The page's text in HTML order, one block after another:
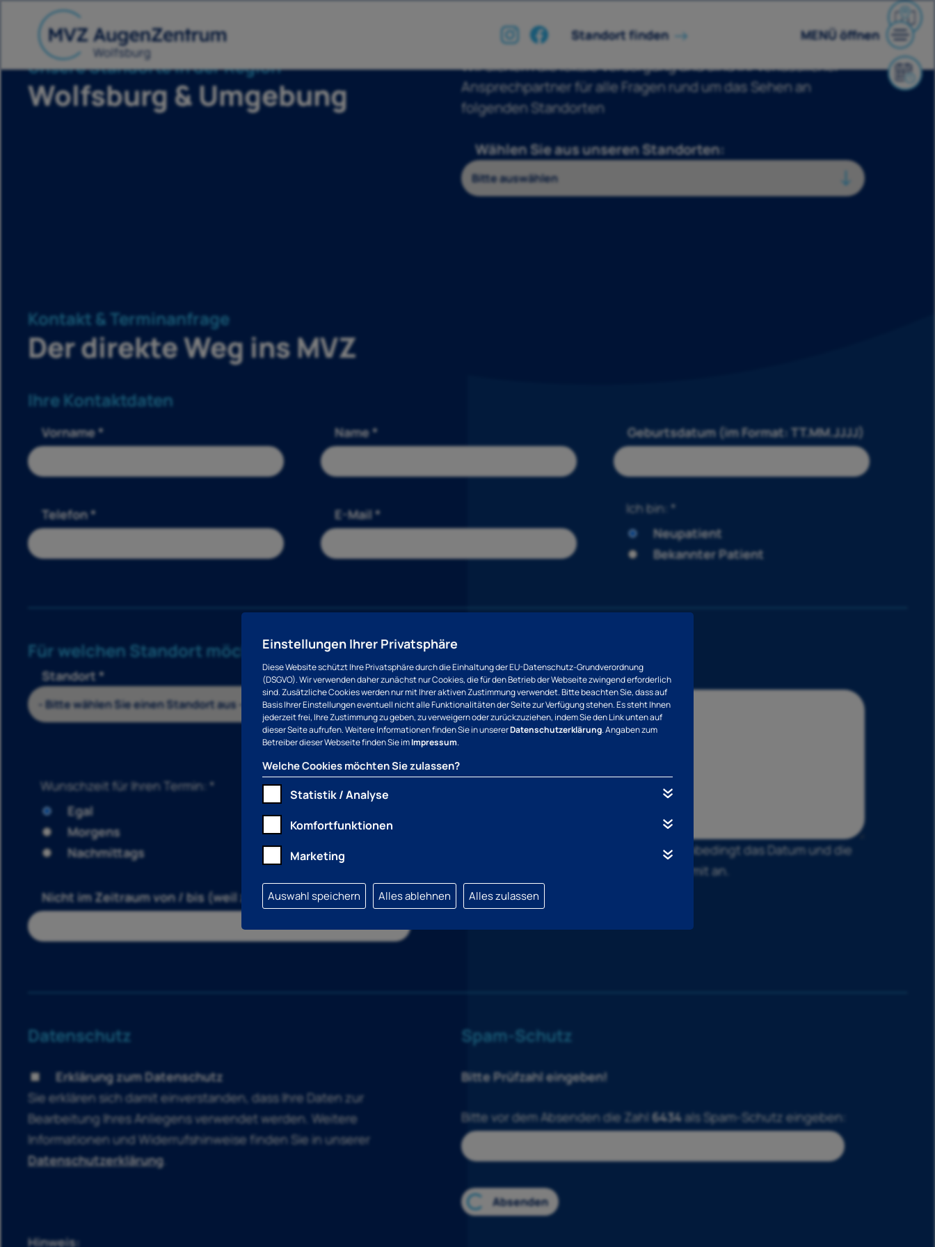
Standort finden MENÜ öffnen
Unsere Standorte in der Region
Wolfsburg & Umgebung
Wir sichern die lokale Versorgung und sind Ihr verlässlicher
Ansprechpartner für alle Fragen rund um das Sehen an
folgenden Standorten
Wählen Sie aus unseren Standorten:
Kontakt & Terminanfrage
Der direkte Weg ins MVZ
Ihre Kontaktdaten
Vorname * Name * Geburtsdatum (im Format: TT.MM.JJJJ)
Telefon * E-Mail *
Ich bin: *
Neupatient
Bekannter Patient
Für welchen Standort möchten Sie anfragen?
Standort *
Wunschzeit für Ihren Termin: *
Egal
Morgens
Nachmittags
Nicht im Zeitraum von / bis (weil z. B. im Urlaub)
Ihre Nachricht
Bitte geben Sie unbedingt das Datum und die
Uhrzeit dieses Termins in der Nachricht mit an.
Datenschutz
Erklärung zum Datenschutz
Sie erklären sich damit einverstanden, dass Ihre Daten zur
Bearbeitung Ihres Anliegens verwendet werden. Weitere
Informationen und Widerrufshinweise finden Sie in unserer
Datenschutzerklärung.
Spam-Schutz
Bitte Prüfzahl eingeben!
Bitte vor dem Absenden die Zahl6434als Spam-Schutz eingeben:
Hinweis:
Einstellungen Ihrer Privatsphäre
Diese Website schützt Ihre Privatsphäre durch die Einhaltung der EU-Datenschutz-Grundverordnung
(DSGVO). Wir verwenden daher zunächst nur Cookies, die für den Betrieb der Webseite zwingend erforderlich
sind. Zusätzliche Cookies werden nur mit Ihrer aktiven Zustimmung verwendet. Bitte beachten Sie, dass auf
Basis Ihrer Einstellungen eventuell nicht alle Funktionalitäten der Seite zur Verfügung stehen. Es steht Ihnen
jederzeit frei, Ihre Zustimmung zu geben, zu verweigern oder zurückzuziehen, indem Sie den Link unten auf
dieser Seite aufrufen. Weitere Informationen finden Sie in unsererDatenschutzerklärung. Angaben zum
Betreiber dieser Webseite finden Sie imImpressum.
Welche Cookies möchten Sie zulassen?
Statistik / Analyse
Komfortfunktionen
Marketing
Auswahl speichern Alles ablehnen Alles zulassen